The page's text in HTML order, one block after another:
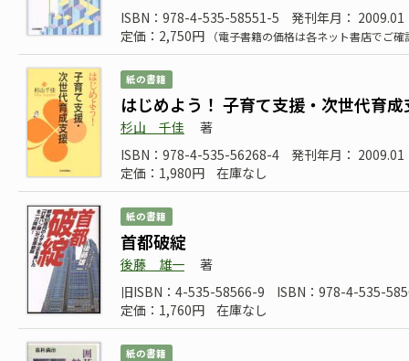
ISBN：978-4-535-58551-5
発刊年月： 2009.01
定価：2,750円
（電子書籍の価格は各ネット書店でご
紙の書籍
はじめよう！ 子育て支援・次世代育成
杉山 千佳
著
ISBN：978-4-535-56268-4
発刊年月： 2009.01
定価：1,980円
在庫なし
紙の書籍
首都破綻
後藤 雄一
著
旧ISBN：4-535-58566-9
ISBN：978-4-535-
定価：1,760円
在庫なし
紙の書籍